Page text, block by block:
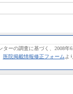
ーの調査に基づく、2008年
医院掲載情報修正フォーム よ